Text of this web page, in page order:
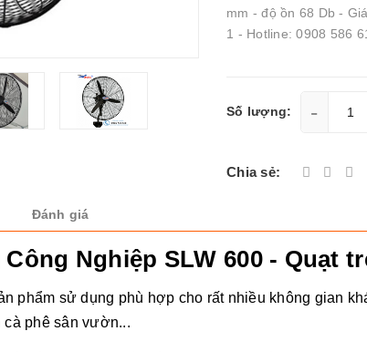
mm - độ ồn 68 Db -
1 - Hotline: 0908 586
Số lượng: -
Chia sẻ:
Đánh giá
Nghiệp SLW 600 - Quạt
phẩm sử dụng phù hợp cho rất nhiều không gian
cà phê sân vườn...